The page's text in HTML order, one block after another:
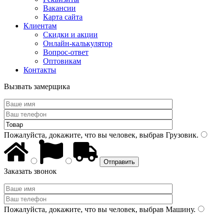
Вакансии
Карта сайта
Клиентам
Скидки и акции
Онлайн-калькулятор
Вопрос-ответ
Оптовикам
Контакты
Вызвать замерщика
Пожалуйста, докажите, что вы человек, выбрав Грузовик.
Заказать звонок
Пожалуйста, докажите, что вы человек, выбрав Машину.